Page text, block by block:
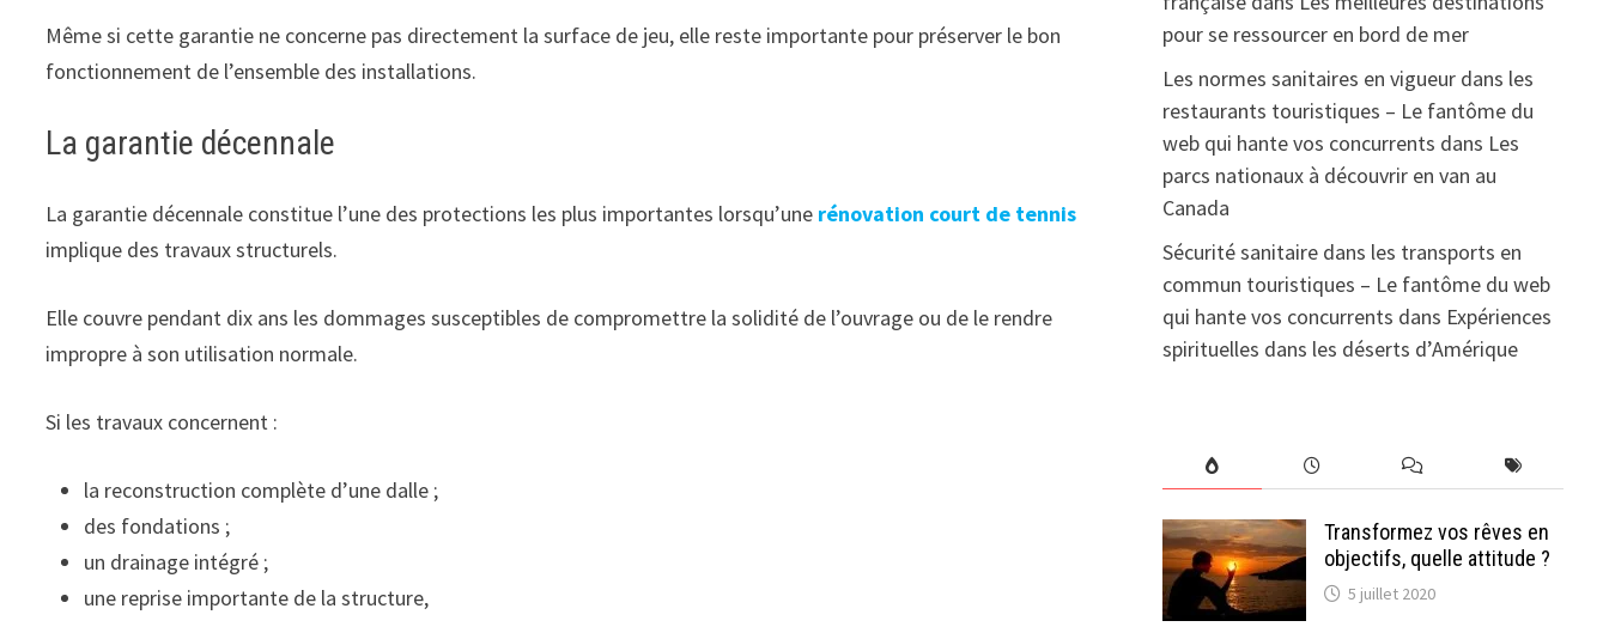
Même si cette garantie ne concerne pas directement la surface de jeu, elle reste importante pour préserver le bon
fonctionnement de l’ensemble des installations.
La garantie décennale
La garantie décennale constitue l’une des protections les plus importantes lorsqu’une rénovation court de tennis
implique des travaux structurels.
Elle couvre pendant dix ans les dommages susceptibles de compromettre la solidité de l’ouvrage ou de le rendre
impropre à son utilisation normale.
Si les travaux concernent :
la reconstruction complète d’une dalle ;
des fondations ;
un drainage intégré ;
une reprise importante de la structure,
pour se ressourcer en bord de mer
Les normes sanitaires en vigueur dans les
restaurants touristiques – Le fantôme du
web qui hante vos concurrents dans Les
parcs nationaux à découvrir en van au
Canada
Sécurité sanitaire dans les transports en
commun touristiques – Le fantôme du web
qui hante vos concurrents dans Expériences
spirituelles dans les déserts d’Amérique
Transformez vos rêves en
objectifs, quelle attitude ?
5 juillet 2020